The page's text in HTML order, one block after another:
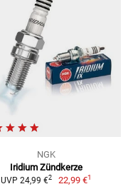
NGK
Iridium Zündkerze
UVP 24,99 €2 22,99 €1